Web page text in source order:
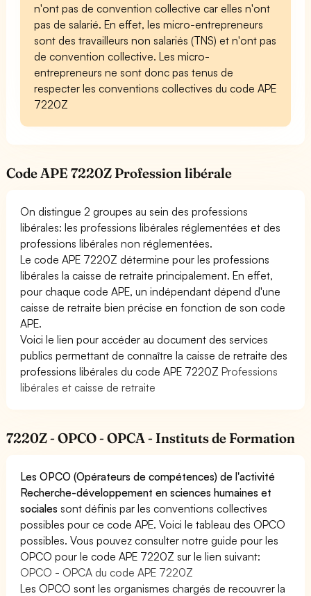
n'ont pas de convention collective car elles n'ont
pas de salarié. En effet, les micro-entrepreneurs
sont des travailleurs non salariés (TNS) et n'ont pas
de convention collective. Les micro-
entrepreneurs ne sont donc pas tenus de
respecter les conventions collectives du code APE
7220Z
Code APE 7220Z Profession libérale
On distingue 2 groupes au sein des professions
libérales: les professions libérales réglementées et des
professions libérales non réglementées.
Le code APE 7220Z détermine pour les professions
libérales la caisse de retraite principalement. En effet,
pour chaque code APE, un indépendant dépend d'une
caisse de retraite bien précise en fonction de son code
APE.
Voici le lien pour accéder au document des services
publics permettant de connaître la caisse de retraite des
professions libérales du code APE 7220ZProfessions
libérales et caisse de retraite
7220Z - OPCO - OPCA - Instituts de Formation
Les OPCO (Opérateurs de compétences) de l'activité
Recherche-développement en sciences humaines et
sociales sont définis par les conventions collectives
possibles pour ce code APE. Voici le tableau des OPCO
possibles. Vous pouvez consulter notre guide pour les
OPCO pour le code APE 7220Z sur le lien suivant:
OPCO - OPCA du code APE 7220Z
Les OPCO sont les organismes chargés de recouvrer la